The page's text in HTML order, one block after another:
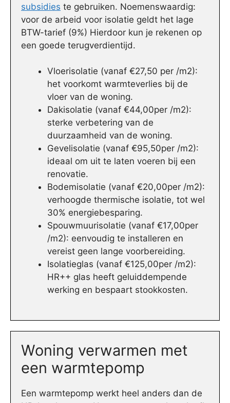
subsidies te gebruiken. Noemenswaardig:
voor de arbeid voor isolatie geldt het lage
BTW-tarief (9%) Hierdoor kun je rekenen op
een goede terugverdientijd.
Vloerisolatie (vanaf €27,50 per /m2):
het voorkomt warmteverlies bij de
vloer van de woning.
Dakisolatie (vanaf €44,00per /m2):
sterke verbetering van de
duurzaamheid van de woning.
Gevelisolatie (vanaf €95,50per /m2):
ideaal om uit te laten voeren bij een
renovatie.
Bodemisolatie (vanaf €20,00per /m2):
verhoogde thermische isolatie, tot wel
30% energiebesparing.
Spouwmuurisolatie (vanaf €17,00per
/m2): eenvoudig te installeren en
vereist geen lange voorbereiding.
Isolatieglas (vanaf €125,00per /m2):
HR++ glas heeft geluiddempende
werking en bespaart stookkosten.
Woning verwarmen met
een warmtepomp
Een warmtepomp werkt heel anders dan de